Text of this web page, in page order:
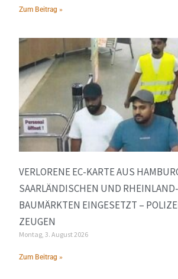
Zum Beitrag »
VERLORENE EC-KARTE AUS
SAARLÄNDISCHEN UND
BAUMÄRKTEN EINGESETZT –
ZEUGEN
Montag, 3. August 2026
Zum Beitrag »